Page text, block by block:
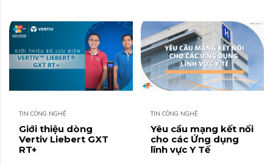
TIN CÔNG NGHỆ
Giới thiệu dòng
Vertiv Liebert GXT
RT+
TIN CÔNG NGHỆ
Yêu cầu mạng kết nối
cho các Ứng dụng
lĩnh vực Y Tế